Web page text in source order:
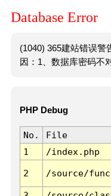
Database Error
(1040) 365建站错误警
因：1、数据库密码不
PHP Debug
No. File
1
/index.php
2 /source/